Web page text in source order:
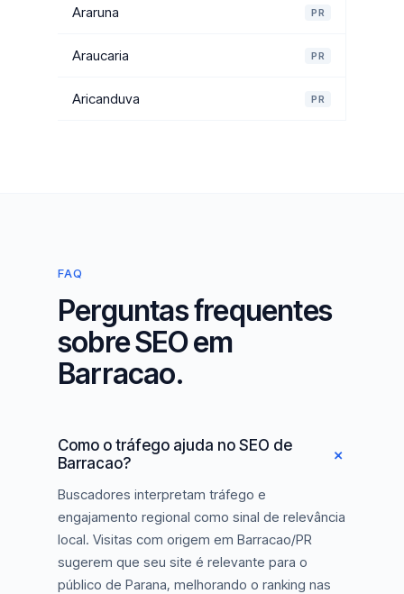
Araruna PR
Araucaria PR
Aricanduva PR
FAQ
Perguntas frequentes
sobre SEO em
Barracao.
Como o tráfego ajuda no SEO de
Barracao?
Buscadores interpretam tráfego e
engajamento regional como sinal de relevância
local. Visitas com origem em Barracao/PR
sugerem que seu site é relevante para o
público de Parana, melhorando o ranking nas